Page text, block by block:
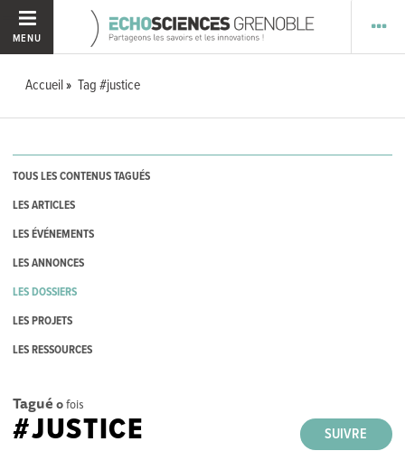
MENU
Accueil Tag #justice
TOUS LES CONTENUS TAGUÉS
LES ARTICLES
LES ÉVÉNEMENTS
LES ANNONCES
LES DOSSIERS
LES PROJETS
LES RESSOURCES
Tagué 0fois
SUIVRE
#JUSTICE